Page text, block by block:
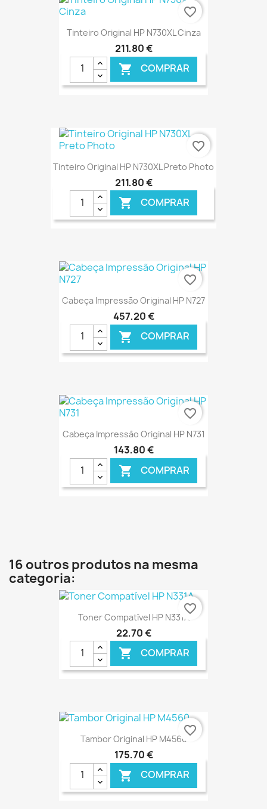
Tinteiro Original HP N730XL Cinza
211,80 €
 COMPRAR
€ ONLINE
favorite_border
Tinteiro Original HP N730XL Preto Photo
211,80 €
 COMPRAR
€ ONLINE
favorite_border
Cabeça Impressão Original HP N727
457,20 €
 COMPRAR
€ ONLINE
favorite_border
Cabeça Impressão Original HP N731
143,80 €
 COMPRAR
favorite_border
16 outros produtos na mesma
categoria:
Toner Compatível HP N331A
22,70 €
 COMPRAR
€ ONLINE
favorite_border
Tambor Original HP M4560
175,70 €
 COMPRAR
favorite_border